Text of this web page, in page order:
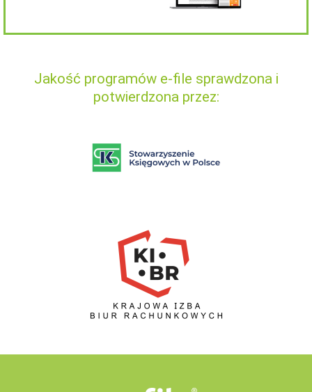
Jakość programów e-file sprawdzona i
potwierdzona przez: